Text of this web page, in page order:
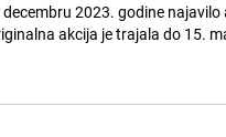
2023. godine najavilo
akcija je trajala do 15.